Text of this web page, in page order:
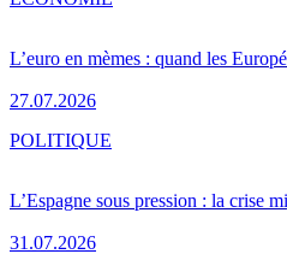
L’euro en mèmes : quand les
27.07.2026
L’Espagne sous pression : la crise
31.07.2026
POLITIQUE